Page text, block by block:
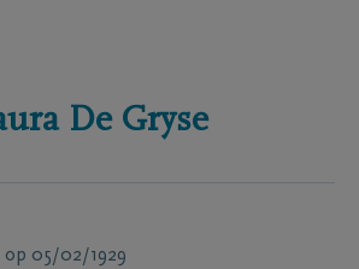
De Gryse
op 05/02/1929